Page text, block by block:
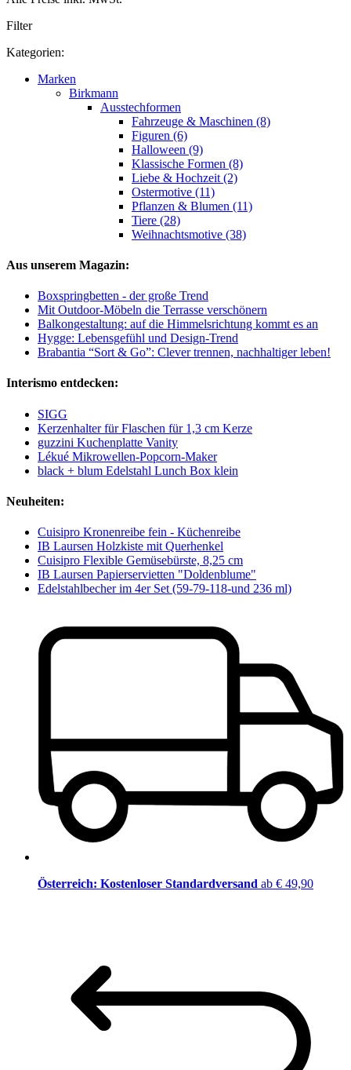
Filter
Kategorien:
Marken
Birkmann
Ausstechformen
Fahrzeuge & Maschinen (8)
Figuren (6)
Halloween (9)
Klassische Formen (8)
Liebe & Hochzeit (2)
Ostermotive (11)
Pflanzen & Blumen (11)
Tiere (28)
Weihnachtsmotive (38)
Aus unserem Magazin:
Boxspringbetten - der große Trend
Mit Outdoor-Möbeln die Terrasse verschönern
Balkongestaltung: auf die Himmelsrichtung kommt es an
Hygge: Lebensgefühl und Design-Trend
Brabantia “Sort & Go”: Clever trennen, nachhaltiger leben!
Interismo entdecken:
SIGG
Kerzenhalter für Flaschen für 1,3 cm Kerze
guzzini Kuchenplatte Vanity
Lékué Mikrowellen-Popcorn-Maker
black + blum Edelstahl Lunch Box klein
Neuheiten:
Cuisipro Kronenreibe fein - Küchenreibe
IB Laursen Holzkiste mit Querhenkel
Cuisipro Flexible Gemüsebürste, 8,25 cm
IB Laursen Papierservietten "Doldenblume"
Edelstahlbecher im 4er Set (59-79-118-und 236 ml)
Österreich: Kostenloser Standardversand ab € 49,90